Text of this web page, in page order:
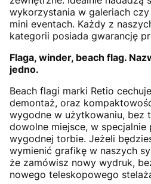
wykorzystania w galeriach
mini eventach. Każdy z
kategorii posiada gwarancję
Flaga, winder, beach flag.
jedno.
Beach flagi marki Retio
demontaż, oraz
wygodne w użytkowaniu, bez
dowolne miejsce, w specjalnie
wygodnej torbie. Jeżeli
wymienić grafikę w naszych
że zamówisz nowy wydruk,
nowego teleskopowego